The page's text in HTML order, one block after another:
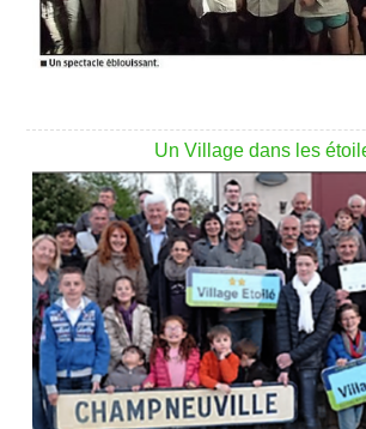
Un Village dans les